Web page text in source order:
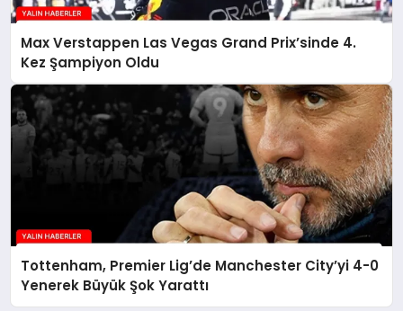
Max Verstappen Las Vegas Grand Prix’sinde 4.
Kez Şampiyon Oldu
Tottenham, Premier Lig’de Manchester City’yi 4-0
Yenerek Büyük Şok Yarattı